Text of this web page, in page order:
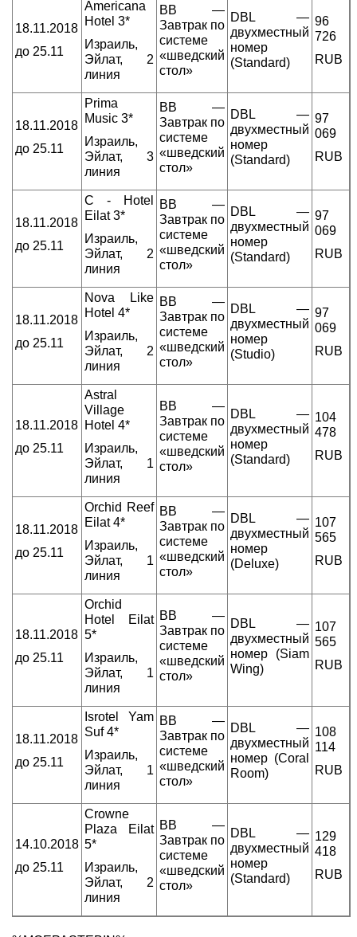
18.11.2018
до 25.11
Americana
Hotel 3*
Израиль,
Эйлат, 2
линия
BB —
Завтрак по
системе
«шведский
стол»
DBL —
двухместный
номер
(Standard)
96
726
RUB
18.11.2018
до 25.11
Prima
Music 3*
Израиль,
Эйлат, 3
линия
BB —
Завтрак по
системе
«шведский
стол»
DBL —
двухместный
номер
(Standard)
97
069
RUB
18.11.2018
до 25.11
C - Hotel
Eilat 3*
Израиль,
Эйлат, 2
линия
BB —
Завтрак по
системе
«шведский
стол»
DBL —
двухместный
номер
(Standard)
97
069
RUB
18.11.2018
до 25.11
Nova Like
Hotel 4*
Израиль,
Эйлат, 2
линия
BB —
Завтрак по
системе
«шведский
стол»
DBL —
двухместный
номер
(Studio)
97
069
RUB
18.11.2018
до 25.11
Astral
Village
Hotel 4*
Израиль,
Эйлат, 1
линия
BB —
Завтрак по
системе
«шведский
стол»
DBL —
двухместный
номер
(Standard)
104
478
RUB
18.11.2018
до 25.11
Orchid Reef
Eilat 4*
Израиль,
Эйлат, 1
линия
BB —
Завтрак по
системе
«шведский
стол»
DBL —
двухместный
номер
(Deluxe)
107
565
RUB
18.11.2018
до 25.11
Orchid
Hotel Eilat
5*
Израиль,
Эйлат, 1
линия
BB —
Завтрак по
системе
«шведский
стол»
DBL —
двухместный
номер (Siam
Wing)
107
565
RUB
18.11.2018
до 25.11
Isrotel Yam
Suf 4*
Израиль,
Эйлат, 1
линия
BB —
Завтрак по
системе
«шведский
стол»
DBL —
двухместный
номер (Coral
Room)
108
114
RUB
14.10.2018
до 25.11
Crowne
Plaza Eilat
5*
Израиль,
Эйлат, 2
линия
BB —
Завтрак по
системе
«шведский
стол»
DBL —
двухместный
номер
(Standard)
129
418
RUB